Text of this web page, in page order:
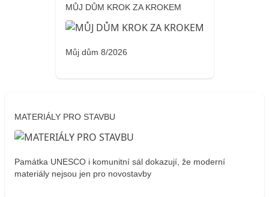
MŮJ DŮM KROK ZA KROKEM
Můj dům 8/2026
MATERIÁLY PRO STAVBU
Památka UNESCO i komunitní sál dokazují, že moderní
materiály nejsou jen pro novostavby